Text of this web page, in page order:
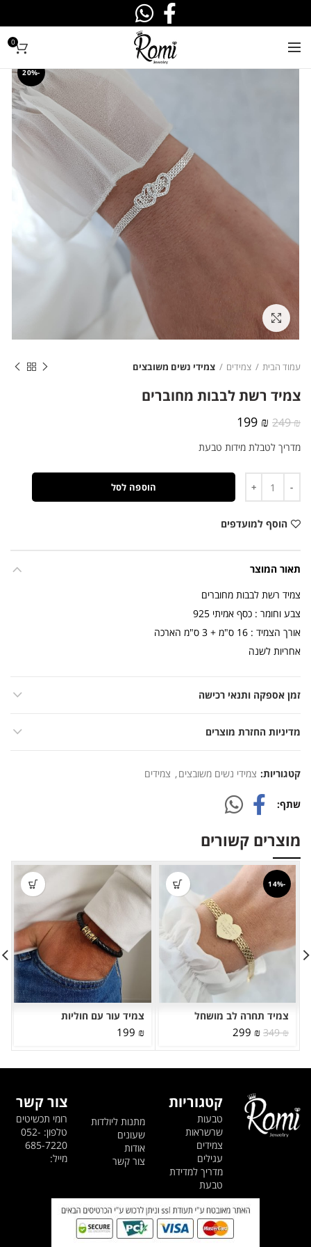
0
-20%
לחצו להגדלה
עמוד הבית צמידים צמידי נשים משובצים
צמיד רשת לבבות מחוברים
249₪
המחיר
היה:
199 ₪
הוא:
מדריך לטבלת מידות טבעת
הוספה לסל
הוסף למועדפים
תאור המוצר
צמיד רשת לבבות מחוברים
צבע וחומר : כסף אמיתי 925
אורך הצמיד : 16 ס"מ + 3 ס"מ הארכה
אחריות לשנה
זמן אספקה ותנאי רכישה
מדיניות החזרת מוצרים
קטגוריות: צמידי נשים משובצים, צמידים
שתף
מוצרים קשורים
-14%
צמיד תחרה לב מושחל
349₪
המחיר
349 ₪.
299 ₪
299 ₪.
צמיד עור עם חוליות
199 ₪
צור קשר
רומי תכשיטים
טלפון: 052-
685-7220
מייל:
מתנות ליולדות
שעונים
אודות
צור קשר
קטגוריות
טבעות
שרשראות
צמידים
עגילים
מדריך למדידת
טבעת